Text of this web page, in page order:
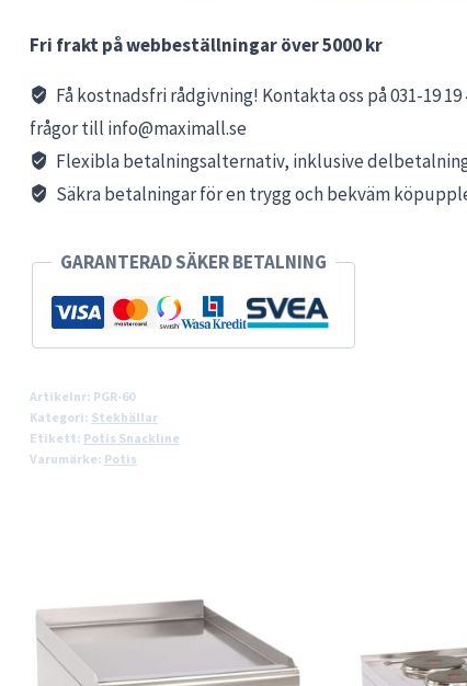
mängd
Fri frakt på webbeställningar över 5000 kr
Få kostnadsfri rådgivning! Kontakta oss på 031-19
frågor till info@maximall.se
Flexibla betalningsalternativ, inklusive
Säkra betalningar för en trygg och bekväm
GARANTERAD SÄKER BETALNING
Artikelnr: PGR-60
Kategori: Stekhällar
Etikett: Potis Snackline
Varumärke: Potis